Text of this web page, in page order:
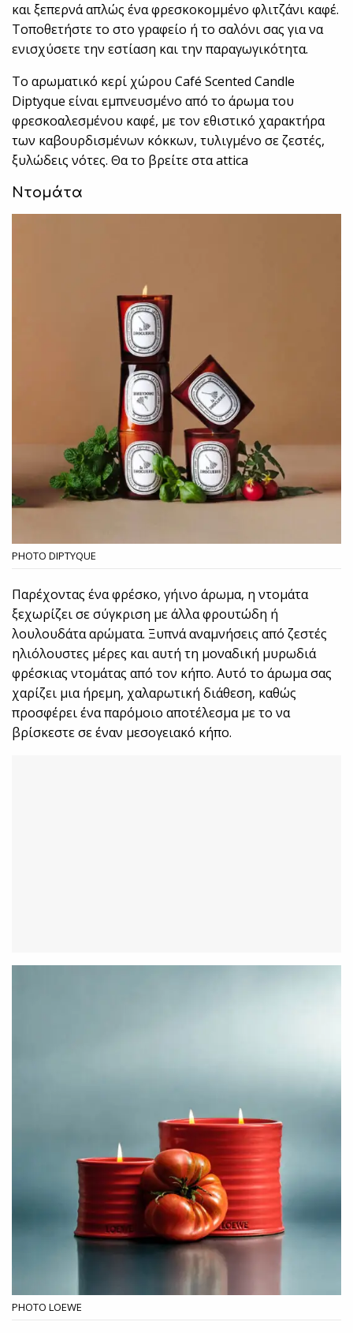
και ξεπερνά απλώς ένα φρεσκοκομμένο φλιτζάνι καφέ.
Τοποθετήστε το στο γραφείο ή το σαλόνι σας για να
ενισχύσετε την εστίαση και την παραγωγικότητα.
Το αρωματικό κερί χώρου Café Scented Candle
Diptyque είναι εμπνευσμένο από το άρωμα του
φρεσκοαλεσμένου καφέ, με τον εθιστικό χαρακτήρα
των καβουρδισμένων κόκκων, τυλιγμένο σε ζεστές,
ξυλώδεις νότες. Θα το βρείτε στα attica
Ντομάτα
PHOTO DIPTYQUE
Παρέχοντας ένα φρέσκο, γήινο άρωμα, η ντομάτα
ξεχωρίζει σε σύγκριση με άλλα φρουτώδη ή
λουλουδάτα αρώματα. Ξυπνά αναμνήσεις από ζεστές
ηλιόλουστες μέρες και αυτή τη μοναδική μυρωδιά
φρέσκιας ντομάτας από τον κήπο. Αυτό το άρωμα σας
χαρίζει μια ήρεμη, χαλαρωτική διάθεση, καθώς
προσφέρει ένα παρόμοιο αποτέλεσμα με το να
βρίσκεστε σε έναν μεσογειακό κήπο.
PHOTO LOEWE